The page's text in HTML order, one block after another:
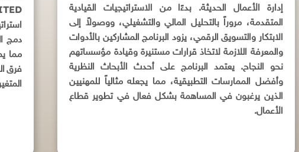
دمج
مما
فرق
إدارة الأعمال الحديثة. بدءًا من الاستراتيجيات القيادية
المتقدمة، مروراً بالتحليل المالي والتشغيلي، ووصولاً إلى
الابتكار والتسويق الرقمي، يزود البرنامج المشاركين بالأدوات
والمعرفة اللازمة لاتخاذ قرارات مستنيرة وقيادة مؤسساتهم
نحو النجاح. يعتمد البرنامج على أحدث الأبحاث النظرية
وأفضل الممارسات التطبيقية، مما يجعله مثالياً للمهنيين
الذين يرغبون في المساهمة بشكل فعال في تطوير قطاع
الأعمال.